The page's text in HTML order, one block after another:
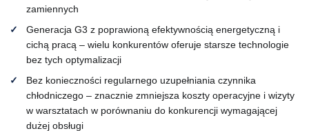
zamiennych
Generacja G3 z poprawioną efektywnością energetyczną i
cichą pracą – wielu konkurentów oferuje starsze technologie
bez tych optymalizacji
Bez konieczności regularnego uzupełniania czynnika
chłodniczego – znacznie zmniejsza koszty operacyjne i wizyty
w warsztatach w porównaniu do konkurencji wymagającej
dużej obsługi